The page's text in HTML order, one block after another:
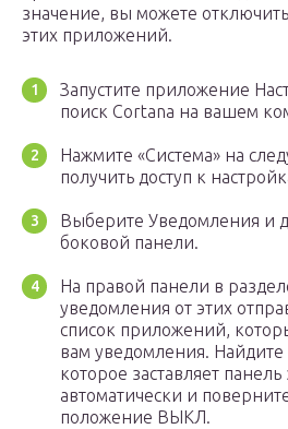
значение, вы можете
этих приложений.
Запустите приложение
поиск Cortana на вашем
Нажмите «Система» на
получить доступ к
Выберите Уведомления и
боковой панели.
На правой панели в
уведомления от этих
список приложений,
вам уведомления.
которое заставляет
автоматически и
положение ВЫКЛ.